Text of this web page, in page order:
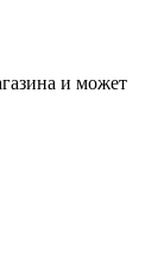
и может